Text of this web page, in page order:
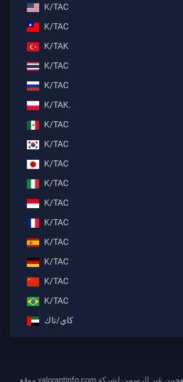
K/TAC
K/TAC
K/TAK
K/TAC
K/TAC
K/TAK.
K/TAC
K/TAC
K/TAC
K/TAC
K/TAC
K/TAC
K/TAC
K/TAC
K/TAC
K/TAC
كاي/تاك
موقع valorantinfo.com هو موقع المعجبين غير الرسمي لشركة Valorant.